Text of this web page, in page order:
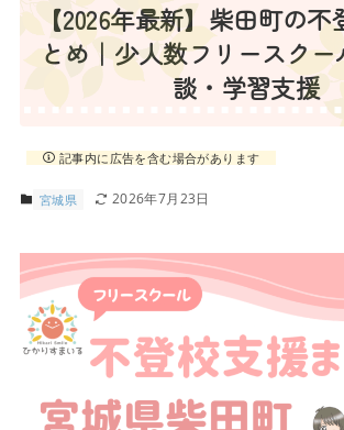
【2026年最新】柴田町の
とめ｜少人数フリースクー
談・学習支援
記事内に広告を含む場合があります
宮城県 2026年7月23日